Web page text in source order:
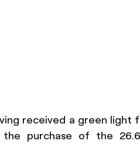
received a green
purchase of the